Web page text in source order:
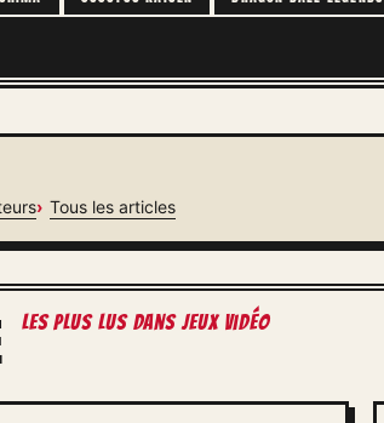
Tous les articles
les plus lus dans Jeux vidéo